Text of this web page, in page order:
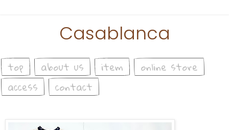
Casablanca
top about us item
online store
access
contact